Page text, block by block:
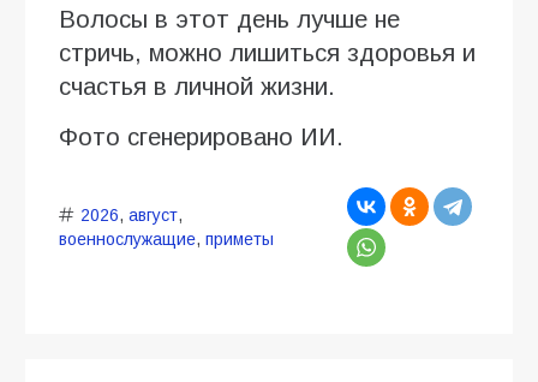
Волосы в этот день лучше не
стричь, можно лишиться здоровья и
счастья в личной жизни.
Фото сгенерировано ИИ.
2026, август,
военнослужащие, приметы